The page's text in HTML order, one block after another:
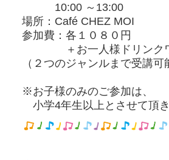
10:00 ～13:00
場所：Café CHEZ MOI
参加費：各１０８０円
＋お一人様ドリンクワ
（２つのジャンルまで受講可
※お子様のみのご参加は、
小学4年生以上とさせて頂